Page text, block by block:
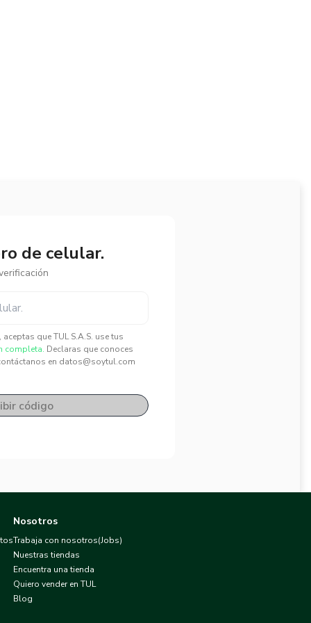
de celular.
que TUL S.A.S. use tus
completa. Declaras que conoces
en datos@soytul.com
código
Nosotros
Trabaja con nosotros(Jobs)
Nuestras tiendas
Encuentra una tienda
Quiero vender en TUL
Blog